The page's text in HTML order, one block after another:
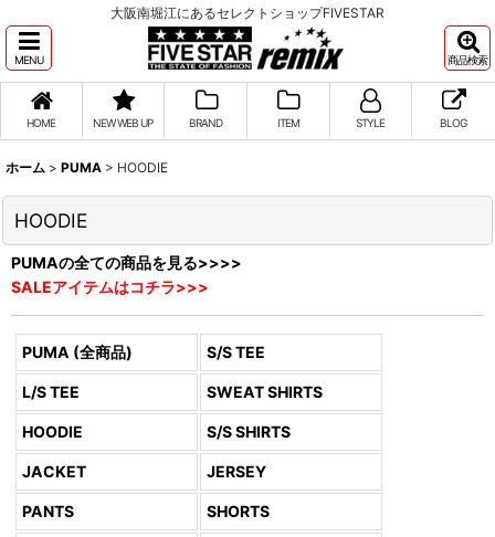
大阪南堀江にあるセレクトショップFIVESTAR
MENU 商品検索
HOME NEW WEB UP BRAND ITEM STYLE BLOG
ホーム > PUMA > HOODIE
HOODIE
PUMAの全ての商品を見る>>>>
SALEアイテムはコチラ>>>
PUMA (全商品) S/S TEE
L/S TEE SWEAT SHIRTS
HOODIE S/S SHIRTS
JACKET JERSEY
PANTS SHORTS